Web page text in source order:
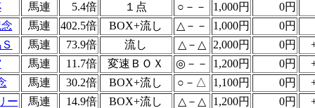
馬連 5.4倍 １点 ○－－ 1,000円 0円
馬連 402.5倍 BOX+流し △－－ 1,000円
0円
馬連 73.9倍 流し △－△ 2,000円 0円
馬連 11.7倍 変速ＢＯＸ ◎－－ 1,200円 0円
馬連 30.2倍 BOX+流し ○－△ 1,100円 0円
ー
馬連 14.9倍 BOX+流し △－△ 1,200円 0円